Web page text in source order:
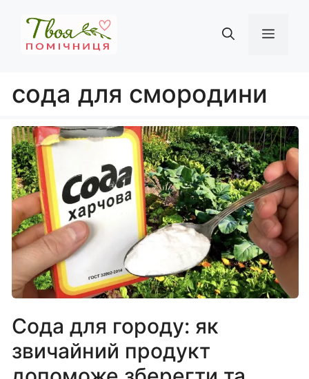
вмісту
сода для смородини
Сода для городу: як
звичайний продукт